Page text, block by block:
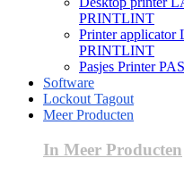
PRINTLINT
Printer
PRINTLINT
Pasjes Printer
Software
Lockout Tagout
Meer Producten
In Meer Producten